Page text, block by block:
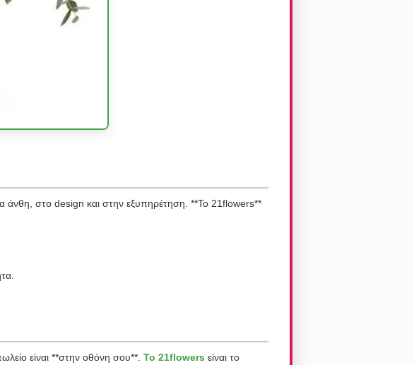
άνθη, στο design και στην εξυπηρέτηση. **Το 21flowers**
είναι **στην οθόνη σου**. Το 21flowers είναι το